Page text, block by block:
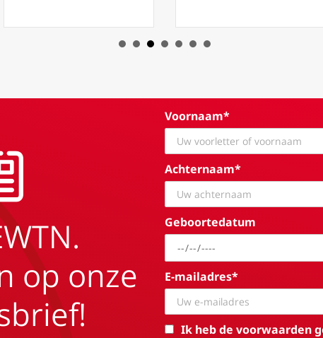
op onze
Voornaam*
Achternaam*
Geboortedatum
E-mailadres*
Ik heb de voorwaarden